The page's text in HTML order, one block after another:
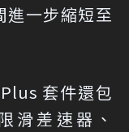
一步縮短至
套件還包
滑差速器、